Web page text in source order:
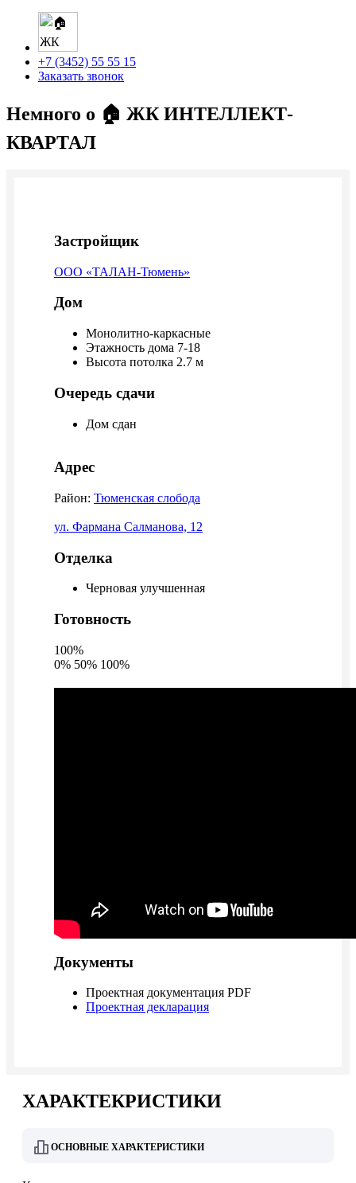
+7 (3452) 55 55 15
Заказать звонок
Немного о 🏠 ЖК ИНТЕЛЛЕКТ-
КВАРТАЛ
Застройщик
ООО «ТАЛАН-Тюмень»
Дом
Монолитно-каркасные
Этажность дома 7-18
Высота потолка 2.7 м
Очередь сдачи
Дом сдан
Адрес
Район: Тюменская слобода
ул. Фармана Салманова, 12
Отделка
Черновая улучшенная
Готовность
100%
0% 50% 100%
Документы
Проектная документация PDF
Проектная декларация
ХАРАКТЕКРИСТИКИ
ОСНОВНЫЕ ХАРАКТЕРИСТИКИ